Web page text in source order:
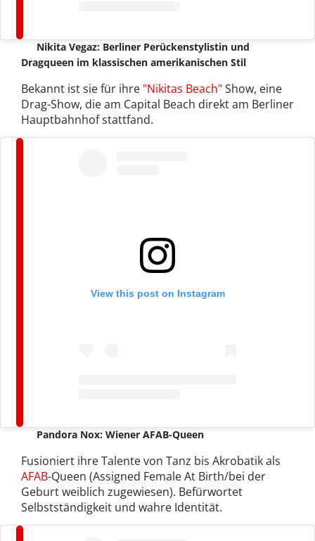
Nikita Vegaz: Berliner Perückenstylistin und
Dragqueen im klassischen amerikanischen Stil
Bekannt ist sie für ihre "Nikitas Beach"Show, eine
Drag-Show, die am Capital Beach direkt am Berliner
Hauptbahnhof stattfand.
View this post on Instagram
Pandora Nox: Wiener AFAB-Queen
Fusioniert ihre Talente von Tanz bis Akrobatik als
AFAB-Queen (Assigned Female At Birth/bei der
Geburt weiblich zugewiesen). Befürwortet
Selbstständigkeit und wahre Identität.